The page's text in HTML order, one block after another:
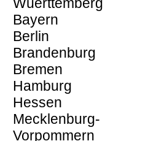
Bayern
Berlin
Brandenburg
Bremen
Hamburg
Hessen
Mecklenburg-
Vorpommern